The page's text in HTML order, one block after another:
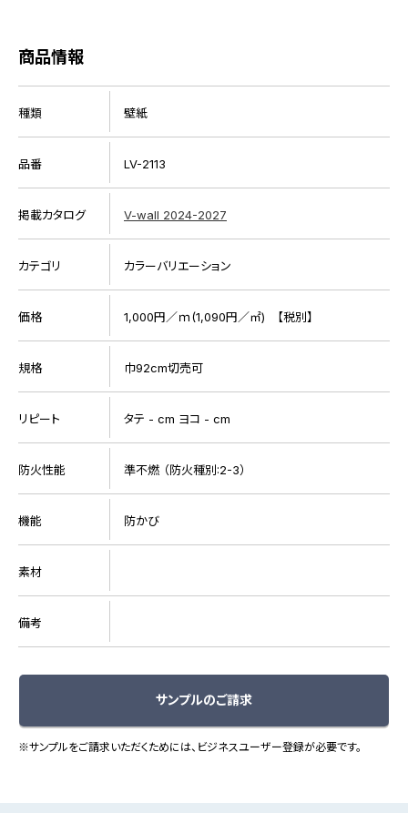
商品情報
種類 壁紙
品番 LV-2113
掲載カタログ V-wall 2024-2027
カテゴリ カラーバリエーション
価格 1,000円／ｍ(1,090円／㎡) 【税別】
規格 巾92cm切売可
リピート タテ - cm ヨコ - cm
防火性能 準不燃 （防火種別:2-3）
機能 防かび
素材
備考
サンプルのご請求
※サンプルをご請求いただくためには、ビジネスユーザー登録が必要です。